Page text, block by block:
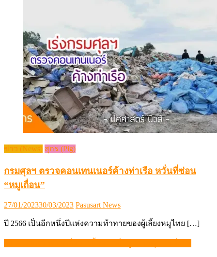
ข่าว (News) สุกร (Pig)
กรมศุลฯ ตรวจคอนเทนเนอร์ค้างท่าเรือ หวั่นที่ซ่อน
“หมูเถื่อน”
Posted
27/01/202330/03/2023 Author
Pasusart News
ปี 2566 เป็นอีกหนึ่งปีแห่งความท้าทายของผู้เลี้ยงหมูไทย […]
แนะแนว